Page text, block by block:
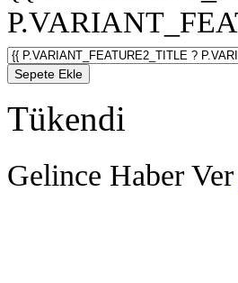
Sepete Ekle
Tükendi
Gelince Haber Ver